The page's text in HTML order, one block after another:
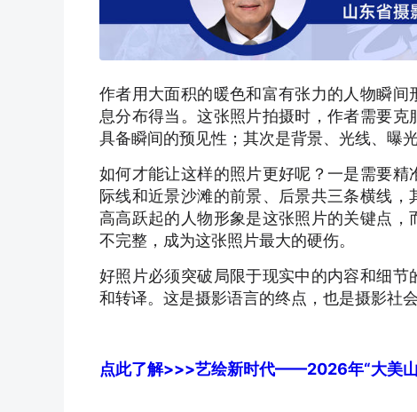
作者用大面积的暖色和富有张力的人物瞬
息分布得当。这张照片拍摄时，作者需要
具备瞬间的预见性；其次是背景、光线、曝
如何才能让这样的照片更好呢？一是需要
际线和近景沙滩的前景、后景共三条横线
高高跃起的人物形象是这张照片的关键点
不完整，成为这张照片最大的硬伤。
好照片必须突破局限于现实中的内容和细
和转译。这是摄影语言的终点，也是摄影社
点此了解>>>艺绘新时代——2026年“大美